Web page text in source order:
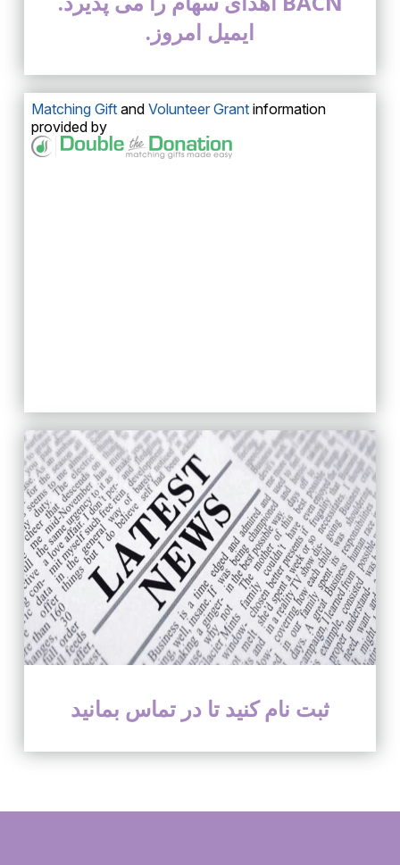
ایمیل امروز.
ثبت نام کنید تا در تماس بمانید